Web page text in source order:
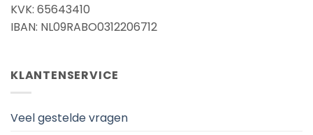
KVK: 65643410
IBAN: NL09RABO0312206712
KLANTENSERVICE
Veel gestelde vragen